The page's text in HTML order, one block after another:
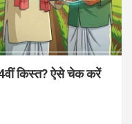
किस्त? ऐसे चेक करें